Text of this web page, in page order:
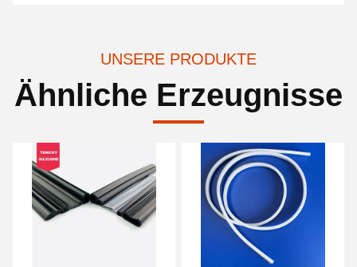
UNSERE PRODUKTE
Ähnliche Erzeugnisse